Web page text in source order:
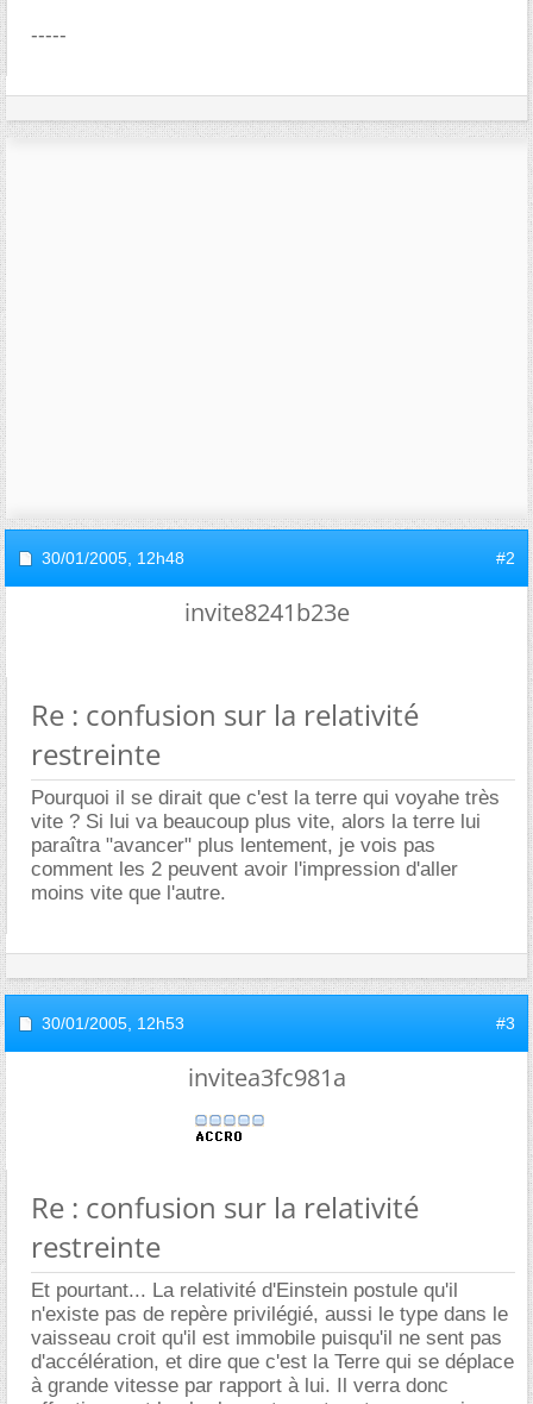
-----
30/01/2005, 12h48 #2
invite8241b23e
Re : confusion sur la relativité
restreinte
Pourquoi il se dirait que c'est la terre qui voyahe très
vite ? Si lui va beaucoup plus vite, alors la terre lui
paraîtra "avancer" plus lentement, je vois pas
comment les 2 peuvent avoir l'impression d'aller
moins vite que l'autre.
30/01/2005, 12h53 #3
invitea3fc981a
Re : confusion sur la relativité
restreinte
Et pourtant... La relativité d'Einstein postule qu'il
n'existe pas de repère privilégié, aussi le type dans le
vaisseau croit qu'il est immobile puisqu'il ne sent pas
d'accélération, et dire que c'est la Terre qui se déplace
à grande vitesse par rapport à lui. Il verra donc